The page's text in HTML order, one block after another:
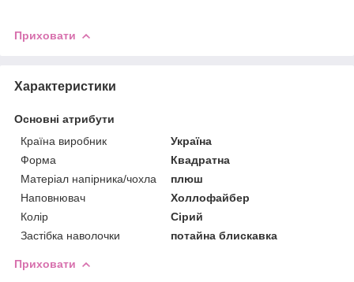
Приховати
Характеристики
Основні атрибути
Країна виробник
Україна
Форма
Квадратна
Матеріал напірника/чохла
плюш
Наповнювач
Холлофайбер
Колір
Сірий
Застібка наволочки
потайна блискавка
Приховати